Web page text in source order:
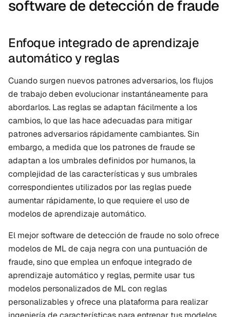
software de detección de fraude
Enfoque integrado de aprendizaje
automático y reglas
Cuando surgen nuevos patrones adversarios, los flujos
de trabajo deben evolucionar instantáneamente para
abordarlos. Las reglas se adaptan fácilmente a los
cambios, lo que las hace adecuadas para mitigar
patrones adversarios rápidamente cambiantes. Sin
embargo, a medida que los patrones de fraude se
adaptan a los umbrales definidos por humanos, la
complejidad de las características y sus umbrales
correspondientes utilizados por las reglas puede
aumentar rápidamente, lo que requiere el uso de
modelos de aprendizaje automático.
El mejor software de detección de fraude no solo ofrece
modelos de ML de caja negra con una puntuación de
fraude, sino que emplea un enfoque integrado de
aprendizaje automático y reglas, permite usar tus
modelos personalizados de ML con reglas
personalizables y ofrece una plataforma para realizar